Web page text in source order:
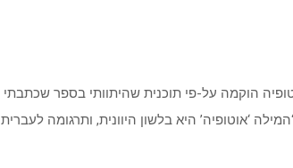
הוקמה על-פי תוכנית שהיתוותי בספר שכתבתי
‘אוטופיה’ היא בלשון היוונית, ותרגומה לעברית